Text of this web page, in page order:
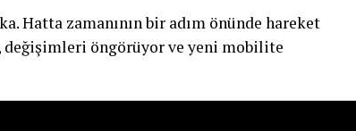
Hatta zamanının bir adım önünde hareket
değişimleri öngörüyor ve yeni mobilite